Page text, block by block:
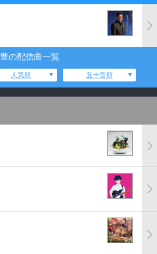
の配信曲一覧
人気順 五十音順